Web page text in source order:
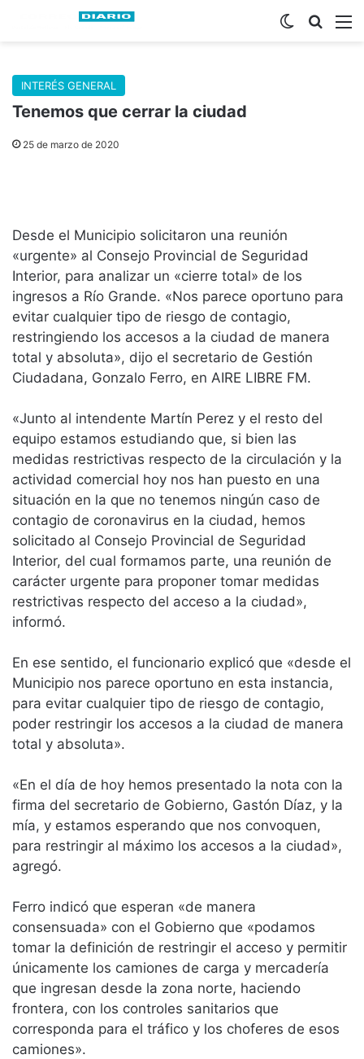
Buscar
Switch skin
INTERÉS GENERAL
Tenemos que cerrar la ciudad
25 de marzo de 2020
Desde el Municipio solicitaron una reunión
«urgente» al Consejo Provincial de Seguridad
Interior, para analizar un «cierre total» de los
ingresos a Río Grande. «Nos parece oportuno para
evitar cualquier tipo de riesgo de contagio,
restringiendo los accesos a la ciudad de manera
total y absoluta», dijo el secretario de Gestión
Ciudadana, Gonzalo Ferro, en AIRE LIBRE FM.
«Junto al intendente Martín Perez y el resto del
equipo estamos estudiando que, si bien las
medidas restrictivas respecto de la circulación y la
actividad comercial hoy nos han puesto en una
situación en la que no tenemos ningún caso de
contagio de coronavirus en la ciudad, hemos
solicitado al Consejo Provincial de Seguridad
Interior, del cual formamos parte, una reunión de
carácter urgente para proponer tomar medidas
restrictivas respecto del acceso a la ciudad»,
informó.
En ese sentido, el funcionario explicó que «desde el
Municipio nos parece oportuno en esta instancia,
para evitar cualquier tipo de riesgo de contagio,
poder restringir los accesos a la ciudad de manera
total y absoluta».
«En el día de hoy hemos presentado la nota con la
firma del secretario de Gobierno, Gastón Díaz, y la
mía, y estamos esperando que nos convoquen,
para restringir al máximo los accesos a la ciudad»,
agregó.
Ferro indicó que esperan «de manera
consensuada» con el Gobierno que «podamos
tomar la definición de restringir el acceso y permitir
únicamente los camiones de carga y mercadería
que ingresan desde la zona norte, haciendo
frontera, con los controles sanitarios que
corresponda para el tráfico y los choferes de esos
camiones».